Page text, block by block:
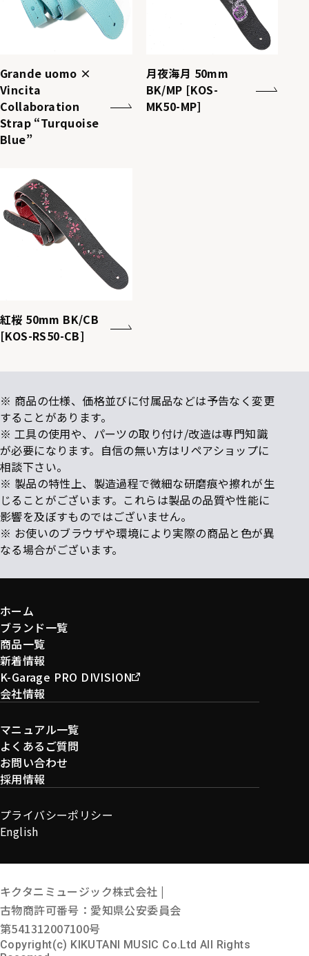
Grande uomo ×
Vincita
Collaboration
Strap “Turquoise
Blue”
月夜海月 50mm
BK/MP [KOS-
MK50-MP]
紅桜 50mm BK/CB
[KOS-RS50-CB]
※ 商品の仕様、価格並びに付属品などは予告なく変更
することがあります。
※ 工具の使用や、パーツの取り付け/改造は専門知識
が必要になります。自信の無い方はリペアショップに
相談下さい。
※ 製品の特性上、製造過程で微細な研磨痕や擦れが生
じることがございます。これらは製品の品質や性能に
影響を及ぼすものではございません。
※ お使いのブラウザや環境により実際の商品と色が異
なる場合がございます。
ホーム
ブランド一覧
商品一覧
新着情報
K-Garage PRO DIVISION
会社情報
マニュアル一覧
よくあるご質問
お問い合わせ
採用情報
プライバシーポリシー
English
キクタニミュージック株式会社 |
古物商許可番号：愛知県公安委員会
第541312007100号
Copyright(c) KIKUTANI MUSIC Co.Ltd All Rights